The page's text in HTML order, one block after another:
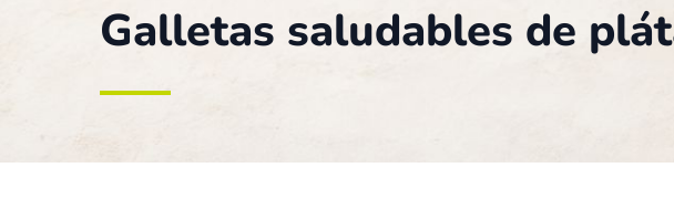
Galletas saludables de